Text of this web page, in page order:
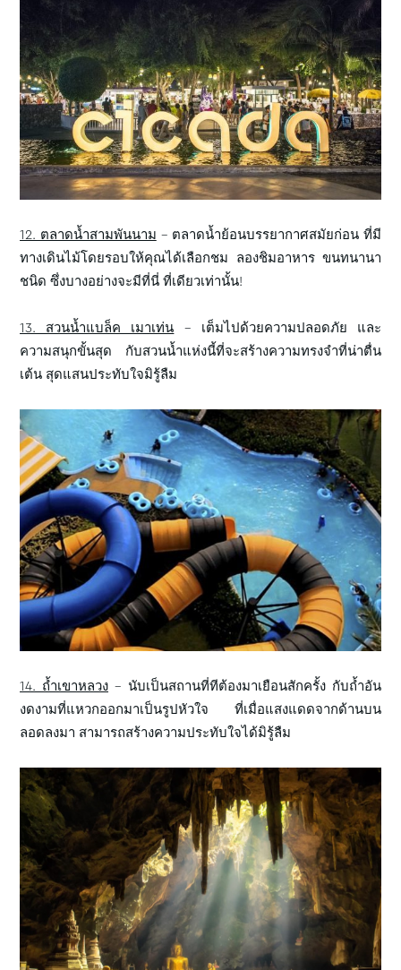
12. ตลาดน้ำสามพันนาม– ตลาดน้ำย้อนบรรยากาศสมัยก่อน ที่มี
ทางเดินไม้โดยรอบให้คุณได้เลือกชม ลองชิมอาหาร ขนทนานา
ชนิด ซึ่งบางอย่างจะมีที่นี่ ที่เดียวเท่านั้น!
13. สวนน้ำแบล็ค เมาเท่น– เต็มไปด้วยความปลอดภัย และ
ความสนุกขั้นสุด กับสวนน้ำแห่งนี้ที่จะสร้างความทรงจำที่น่าตื่น
เต้น สุดแสนประทับใจมิรู้ลืม
14. ถ้ำเขาหลวง – นับเป็นสถานที่ทีต้องมาเยือนสักครั้ง กับถ้ำอัน
งดงามที่แหวกออกมาเป็นรูปหัวใจ ที่เมื่อแสงแดดจากด้านบน
ลอดลงมา สามารถสร้างความประทับใจได้มิรู้ลืม